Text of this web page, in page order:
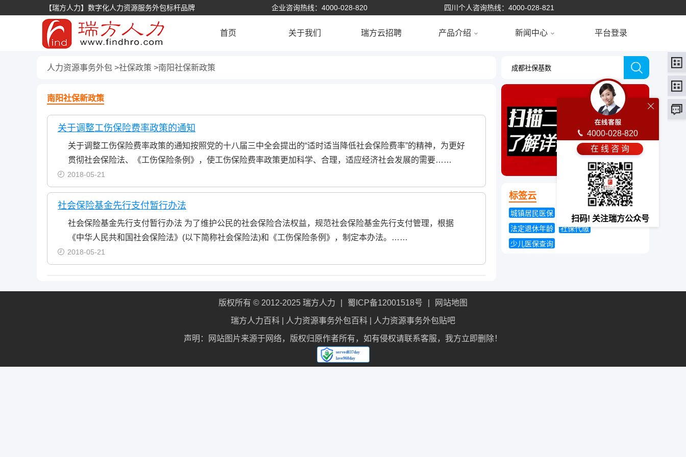
【瑞方人力】数字化人力资源服务外包标杆品牌 企业咨询热线：4000-028-820 四川个人咨询热线：4000-028-821
首页 关于我们 瑞方云招聘 产品介绍 新闻中心 平台登录
人力资源事务外包 社保政策 南阳社保新政策
南阳社保新政策
关于调整工伤保险费率政策的通知
关于调整工伤保险费率政策的通知按照党的十八届三中全会提出的“适时适当降低社会保险费率”的精神，为更好
贯彻社会保险法、《工伤保险条例》，使工伤保险费率政策更加科学、合理，适应经济社会发展的需要……
2018-05-21
社会保险基金先行支付暂行办法
社会保险基金先行支付暂行办法 为了维护公民的社会保险合法权益，规范社会保险基金先行支付管理，根据
《中华人民共和国社会保险法》(以下简称社会保险法)和《工伤保险条例》，制定本办法。……
2018-05-21
标签云
城镇居民医保
统一城乡居民养老保险
法定退休年龄
社保代缴
少儿医保查询
版权所有 © 2012-2025 瑞方人力 蜀ICP备12001518号 网站地图
瑞方人力百科 人力资源事务外包百科 人力资源事务外包贴吧
声明：网站图片来源于网络，版权归原作者所有，如有侵权请联系客服，我方立即删除！
4000-028-820
在 线 咨 询
扫码! 关注瑞方公众号